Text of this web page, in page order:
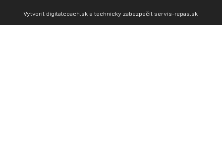
Vytvoril digitalcoach.sk a technicky zabezpečil servis-repas.sk